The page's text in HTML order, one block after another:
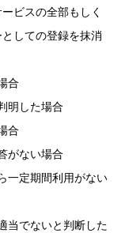
ビスの全部もしく
しての登録を抹消
合
明した場合
合
がない場合
一定期間利用がない
当でないと判断した